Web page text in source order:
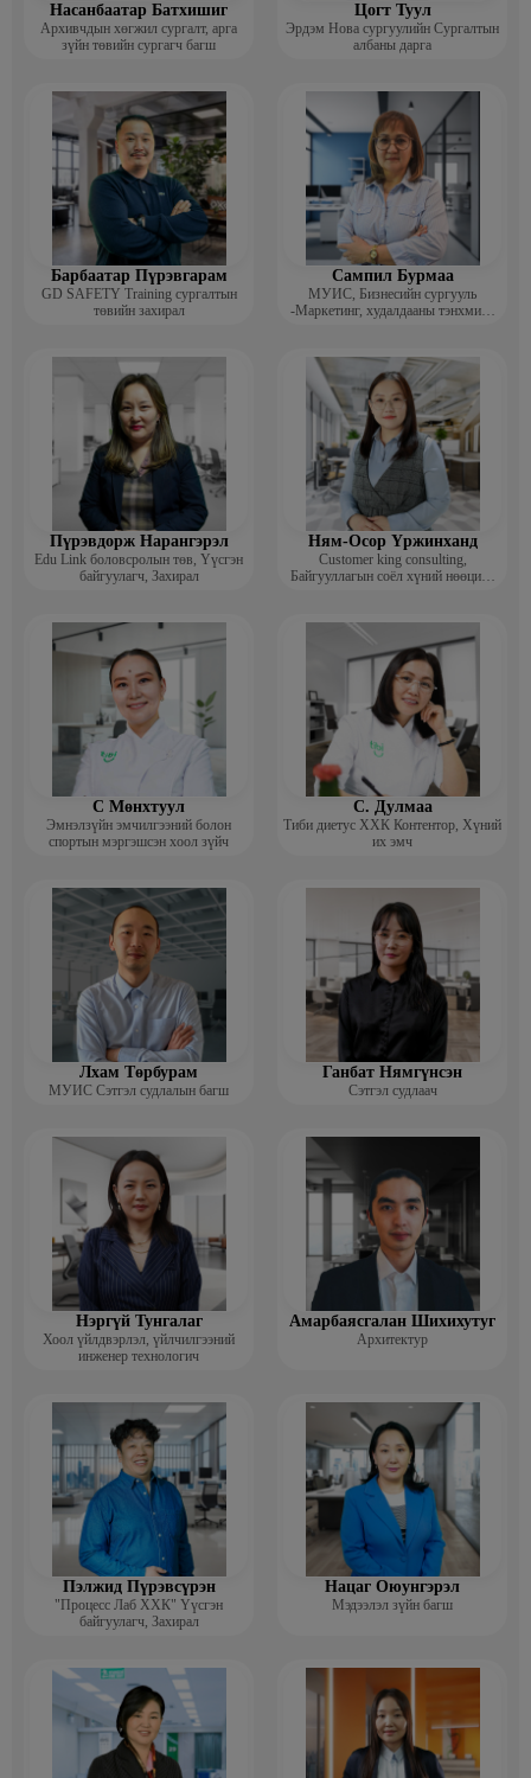
Насанбаатар Батхишиг
Архивчдын хөгжил сургалт, арга
зүйн төвийн сургагч багш
Цогт Туул
Эрдэм Нова сургуулийн Сургалтын
албаны дарга
Барбаатар Пүрэвгарам
GD SAFETY Training сургалтын
төвийн захирал
Сампил Бурмаа
МУИС, Бизнесийн сургууль
-Маркетинг, худалдааны тэнхмийн
Пүрэвдорж Нарангэрэл
Edu Link боловсролын төв, Үүсгэн
байгуулагч, Захирал
Ням-Осор Үржинханд
Customer king consulting,
Байгууллагын соёл хүний нөөцийн
С Мөнхтуул
Эмнэлзүйн эмчилгээний болон
спортын мэргэшсэн хоол зүйч
С. Дулмаа
Тиби диетус ХХК Контентор, Хүний
их эмч
Лхам Төрбурам
МУИС Сэтгэл судлалын багш
Ганбат Нямгүнсэн
Сэтгэл судлаач
Нэргүй Тунгалаг
Хоол үйлдвэрлэл, үйлчилгээний
инженер технологич
Амарбаясгалан Шихихутуг
Архитектур
Пэлжид Пүрэвсүрэн
"Процесс Лаб ХХК" Үүсгэн
байгуулагч, Захирал
Нацаг Оюунгэрэл
Мэдээлэл зүйн багш